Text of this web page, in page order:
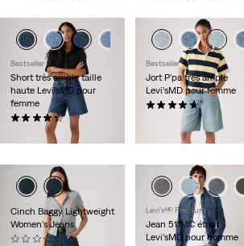
Bestseller
Short très ample taille
haute Levi’sMD pour
femme
(139)
Bestseller
Jort P'pa très ample
Levi’sMD pour femme
(187)
Cinch Baggy Lightweight
Women's Jeans
(0)
Levi'sᴹᴰ Premium
Jean 511MC étroit
Levi’sMD pour homme